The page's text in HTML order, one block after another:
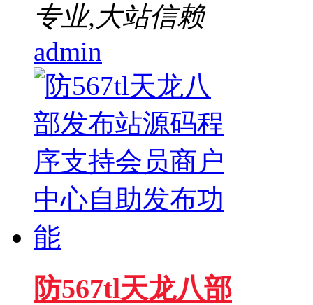
专业,大站信赖
admin
防567tl天龙八部